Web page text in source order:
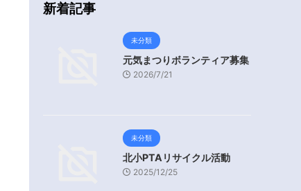
新着記事
未分類
元気まつりボランティア募集
2026/7/21
未分類
北小PTAリサイクル活動
2025/12/25